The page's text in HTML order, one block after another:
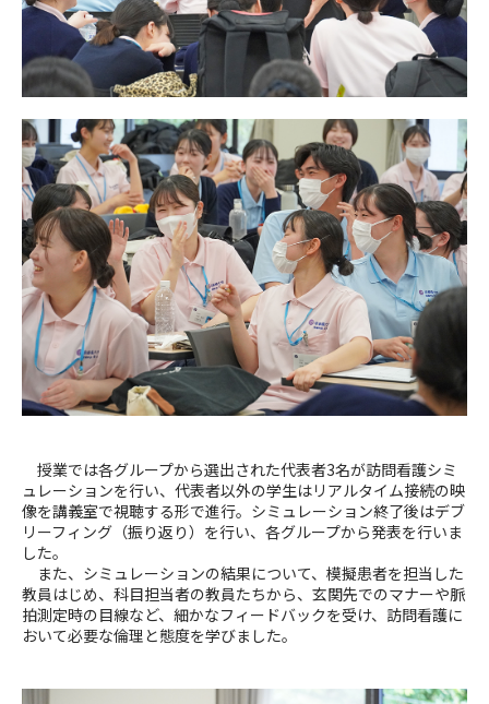
授業では各グループから選出された代表者3名が訪問看護シミ
ュレーションを行い、代表者以外の学生はリアルタイム接続の映
像を講義室で視聴する形で進行。シミュレーション終了後はデブ
リーフィング（振り返り）を行い、各グループから発表を行いま
した。
また、シミュレーションの結果について、模擬患者を担当した
教員はじめ、科目担当者の教員たちから、玄関先でのマナーや脈
拍測定時の目線など、細かなフィードバックを受け、訪問看護に
おいて必要な倫理と態度を学びました。